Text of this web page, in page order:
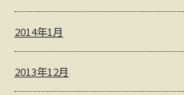
2014年1月
2013年12月